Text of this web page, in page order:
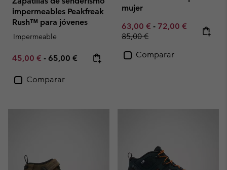
impermeables Peakfreak
Rush™ para jóvenes
Impermeable
Minimum sale price:
45,00 € - Maximum price:
65,00 €
Comparar
mujer
Minimum sale price:
63,00 € - Maximum sale
72,00 € Regular
85,00 €
Comparar